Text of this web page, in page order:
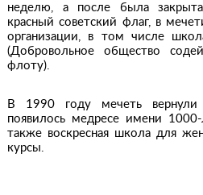
неделю, а после была
красный советский флаг, в
организации, в том числе
(Добровольное общество
флоту).
В 1990 году мечеть вернули
появилось медресе имени
также воскресная школа для
курсы.